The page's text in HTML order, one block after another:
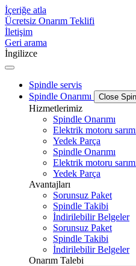
İçeriğe atla
Ücretsiz Onarım Teklifi
İletişim
Geri arama
İngilizce
Spindle servis
Spindle Onarımı
Close
Hizmetlerimiz
Spindle Onarımı
Elektrik motoru
Yedek Parça
Spindle Onarımı
Elektrik motoru
Yedek Parça
Avantajları
Sorunsuz Paket
Spindle Takibi
İndirilebilir Belgeler
Sorunsuz Paket
Spindle Takibi
İndirilebilir Belgeler
Onarım Talebi